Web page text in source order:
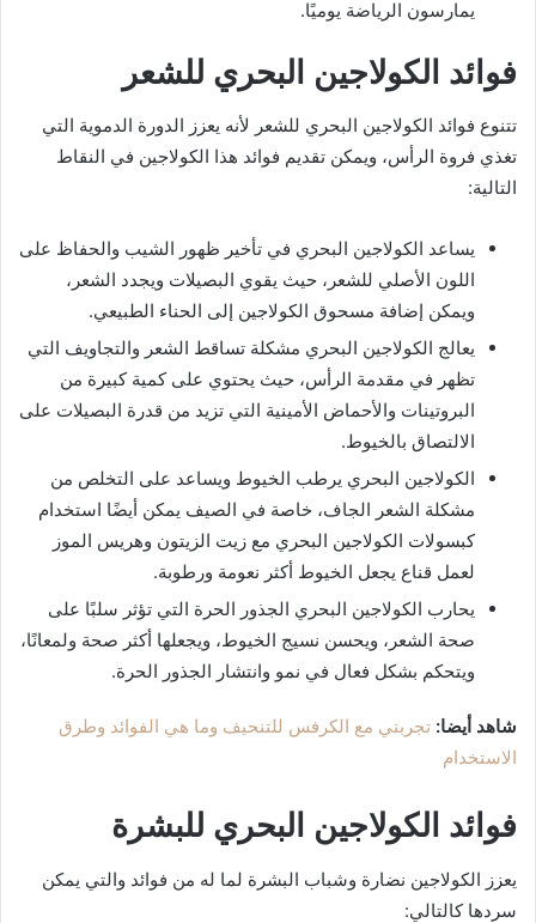
يمارسون الرياضة يوميًا.
فوائد الكولاجين البحري للشعر
تتنوع فوائد الكولاجين البحري للشعر لأنه يعزز الدورة الدموية التي
تغذي فروة الرأس، ويمكن تقديم فوائد هذا الكولاجين في النقاط
التالية:
يساعد الكولاجين البحري في تأخير ظهور الشيب والحفاظ على
اللون الأصلي للشعر، حيث يقوي البصيلات ويجدد الشعر،
ويمكن إضافة مسحوق الكولاجين إلى الحناء الطبيعي.
يعالج الكولاجين البحري مشكلة تساقط الشعر والتجاويف التي
تظهر في مقدمة الرأس، حيث يحتوي على كمية كبيرة من
البروتينات والأحماض الأمينية التي تزيد من قدرة البصيلات على
الالتصاق بالخيوط.
الكولاجين البحري يرطب الخيوط ويساعد على التخلص من
مشكلة الشعر الجاف، خاصة في الصيف يمكن أيضًا استخدام
كبسولات الكولاجين البحري مع زيت الزيتون وهريس الموز
لعمل قناع يجعل الخيوط أكثر نعومة ورطوبة.
يحارب الكولاجين البحري الجذور الحرة التي تؤثر سلبًا على
صحة الشعر، ويحسن نسيج الخيوط، ويجعلها أكثر صحة ولمعانًا،
ويتحكم بشكل فعال في نمو وانتشار الجذور الحرة.
شاهد أيضا: تجربتي مع الكرفس للتنحيف وما هي الفوائد وطرق
الاستخدام
فوائد الكولاجين البحري للبشرة
يعزز الكولاجين نضارة وشباب البشرة لما له من فوائد والتي يمكن
سردها كالتالي: